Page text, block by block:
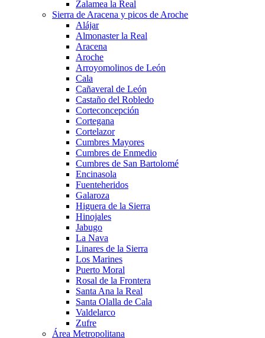
Zalamea la Real
Sierra de Aracena y picos de Aroche
Alájar
Almonaster la Real
Aracena
Aroche
Arroyomolinos de León
Cala
Cañaveral de León
Castaño del Robledo
Corteconcepción
Cortegana
Cortelazor
Cumbres Mayores
Cumbres de Enmedio
Cumbres de San Bartolomé
Encinasola
Fuenteheridos
Galaroza
Higuera de la Sierra
Hinojales
Jabugo
La Nava
Linares de la Sierra
Los Marines
Puerto Moral
Rosal de la Frontera
Santa Ana la Real
Santa Olalla de Cala
Valdelarco
Zufre
Área Metropolitana